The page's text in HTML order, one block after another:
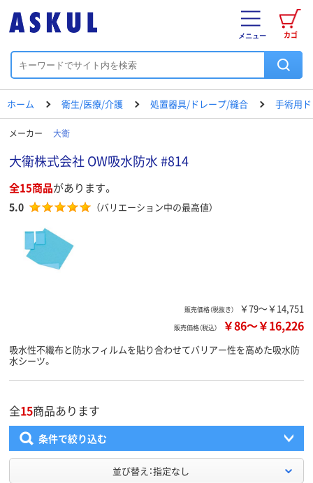
カゴ
メニュー
ホーム 衛生/医療/介護 処置器具/ドレープ/縫合 手術用
メーカー 大衛
大衛株式会社 OW吸水防水 #814
全15商品があります。
5.0 （バリエーション中の最高値）
販売価格（税抜き） ￥79～￥14,751
販売価格（税込） ￥86～￥16,226
吸水性不織布と防水フィルムを貼り合わせてバリアー性を高めた吸水防
水シーツ。
全15商品あります
条件で絞り込む
並び替え：指定なし